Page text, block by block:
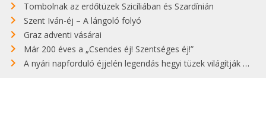
Tombolnak az erdőtüzek Szicíliában és Szardínián
Szent Iván-éj – A lángoló folyó
Graz adventi vásárai
Már 200 éves a „Csendes éj! Szentséges éj!”
A nyári napforduló éjjelén legendás hegyi tüzek világítják meg Zugspitzét